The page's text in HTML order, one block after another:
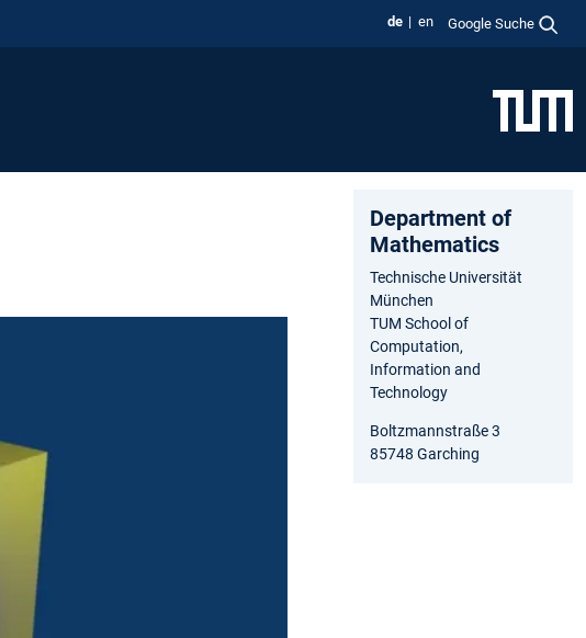
de en Google Suche
Department of
Ma⁠thematics
Technische Universität
München
TUM School of
Computation,
Information and
Technology
Boltzmannstraße 3
85748 Garching